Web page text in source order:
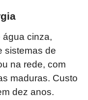
água cinza,
sistemas de
na rede, com
maduras. Custo
dez anos.